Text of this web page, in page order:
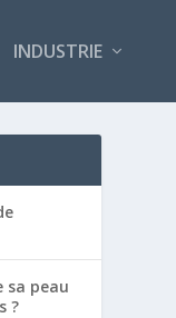
INDUSTRIE
sa peau
?